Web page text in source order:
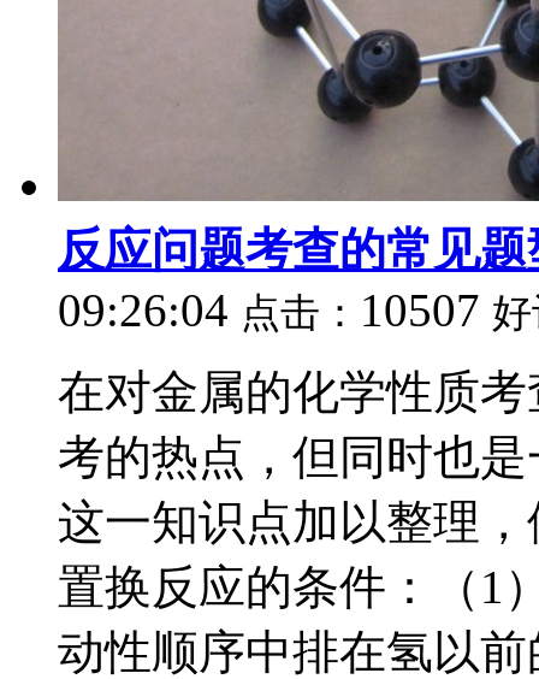
反应问题考查的常见
09:26:04 点击： 10507
在对金属的化学性质
考的热点，但同时也
这一知识点加以整理
置换反应的条件：（1
动性顺序中排在氢以